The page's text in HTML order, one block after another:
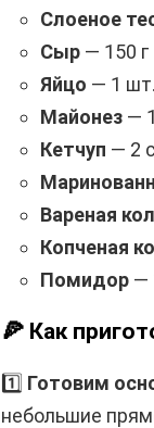
Слоеное
Сыр — 150 г
Яйцо — 1 шт.
Майонез —
Кетчуп — 2
Вареная
Копченая
Помидор —
🍕 Как
1️⃣ Готовим
небольшие